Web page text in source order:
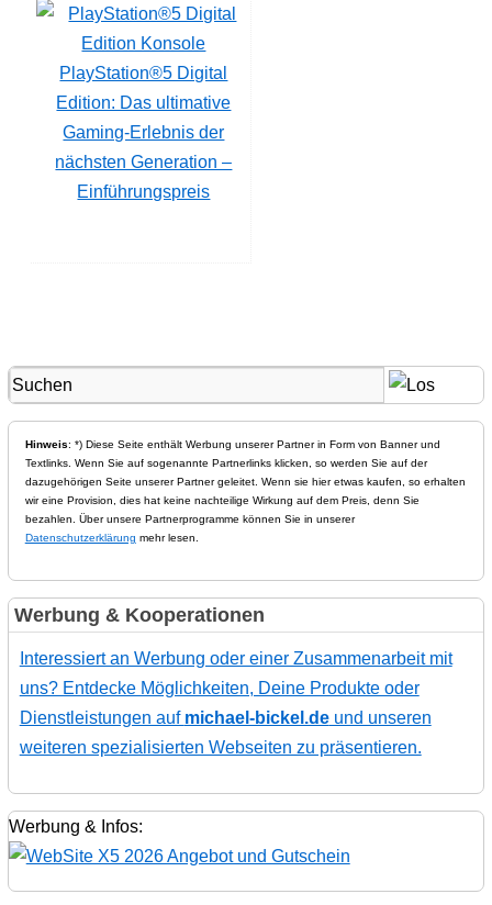
PlayStation®5 Digital
Edition: Das ultimative
Gaming-Erlebnis der
nächsten Generation –
Einführungspreis
Hinweis: *) Diese Seite enthält Werbung unserer Partner in Form von Banner und
Textlinks. Wenn Sie auf sogenannte Partnerlinks klicken, so werden Sie auf der
dazugehörigen Seite unserer Partner geleitet. Wenn sie hier etwas kaufen, so erhalten
wir eine Provision, dies hat keine nachteilige Wirkung auf dem Preis, denn Sie
bezahlen. Über unsere Partnerprogramme können Sie in unserer
Datenschutzerklärung mehr lesen.
Werbung & Kooperationen
Interessiert an Werbung oder einer Zusammenarbeit mit
uns? Entdecke Möglichkeiten, Deine Produkte oder
Dienstleistungen auf michael-bickel.deund unseren
weiteren spezialisierten Webseiten zu präsentieren.
Werbung & Infos: